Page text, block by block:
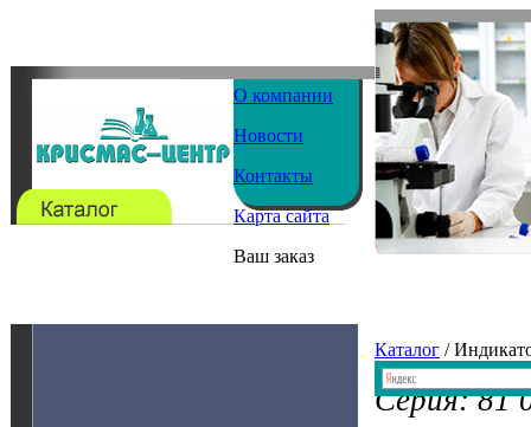
О компании
Новости
Контакты
Карта сайта
Ваш заказ
Каталог /
Серия: 81